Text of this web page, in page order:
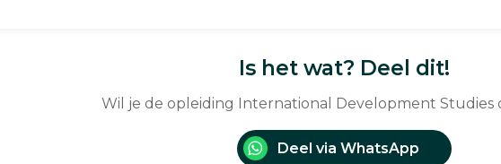
Is het wat? Deel dit!
Wil je de opleiding International Development Studies
Deel via WhatsApp